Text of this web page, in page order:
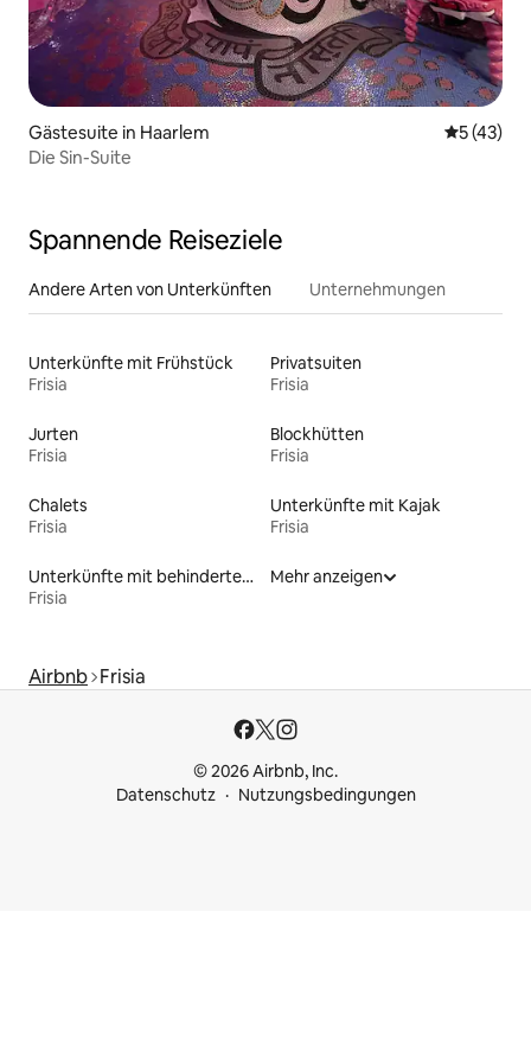
Gästesuite in Haarlem
5 (43)
Die Sin-Suite
Spannende Reiseziele
Andere Arten von Unterkünften Unternehmungen
Unterkünfte mit Frühstück
Frisia
Privatsuiten
Frisia
Jurten
Frisia
Blockhütten
Frisia
Chalets
Frisia
Unterkünfte mit Kajak
Frisia
Unterkünfte mit behindertengerechtem WC
Frisia
Mehr anzeigen
Airbnb Frisia
© 2026 Airbnb, Inc.
Datenschutz
Nutzungsbedingungen